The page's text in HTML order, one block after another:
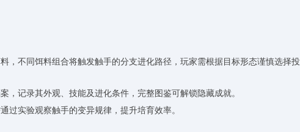
，不同饵料组合将触发触手的分支进化路径，玩家需根据目标形态谨慎选择投
记录其外观、技能及进化条件，完整图鉴可解锁隐藏成就。
过实验观察触手的变异规律，提升培育效率。